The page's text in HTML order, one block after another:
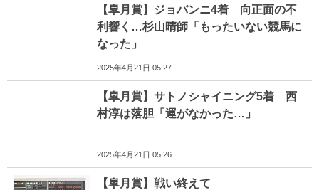
【皐月賞】ジョバンニ4着 向正面の不
利響く…杉山晴師「もったいない競馬に
なった」
2025年4月21日 05:27
【皐月賞】サトノシャイニング5着 西
村淳は落胆「運がなかった…」
2025年4月21日 05:26
【皐月賞】戦い終えて